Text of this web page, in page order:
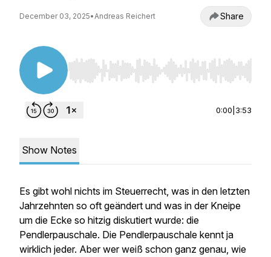
December 03, 2025•Andreas Reichert Share
Use Left/Right to seek, Home/End to jump to
0:00 3:53
Show Notes
Es gibt wohl nichts im Steuerrecht, was in den letzten
Jahrzehnten so oft geändert und was in der Kneipe
um die Ecke so hitzig diskutiert wurde: die
Pendlerpauschale. Die Pendlerpauschale kennt ja
wirklich jeder. Aber wer weiß schon ganz genau, wie